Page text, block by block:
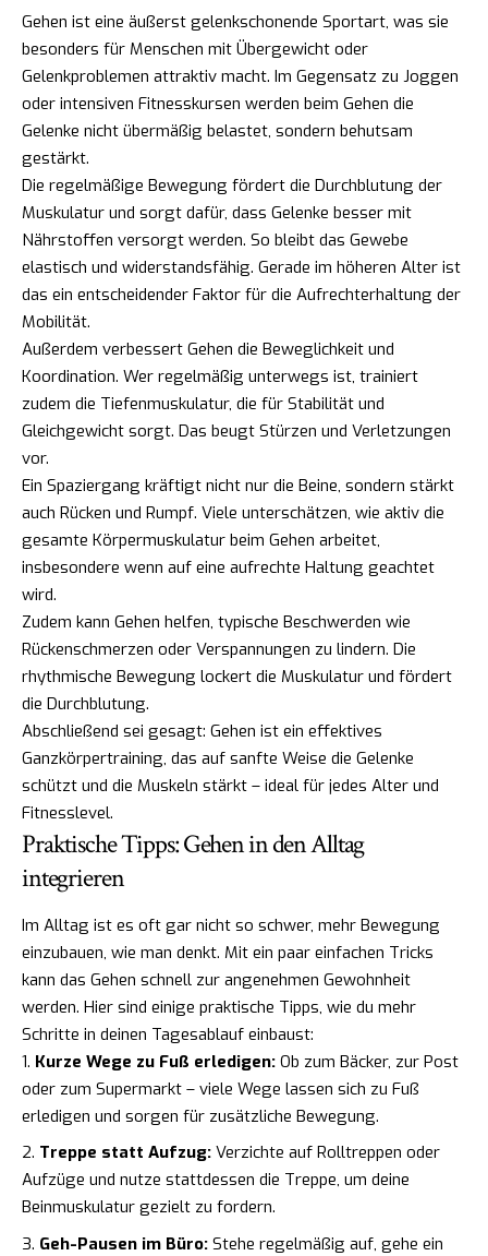
Gehen ist eine äußerst gelenkschonende Sportart, was sie
besonders für Menschen mit Übergewicht oder
Gelenkproblemen attraktiv macht. Im Gegensatz zu Joggen
oder intensiven Fitnesskursen werden beim Gehen die
Gelenke nicht übermäßig belastet, sondern behutsam
gestärkt.
Die regelmäßige Bewegung fördert die Durchblutung der
Muskulatur und sorgt dafür, dass Gelenke besser mit
Nährstoffen versorgt werden. So bleibt das Gewebe
elastisch und widerstandsfähig. Gerade im höheren Alter ist
das ein entscheidender Faktor für die Aufrechterhaltung der
Mobilität.
Außerdem verbessert Gehen die Beweglichkeit und
Koordination. Wer regelmäßig unterwegs ist, trainiert
zudem die Tiefenmuskulatur, die für Stabilität und
Gleichgewicht sorgt. Das beugt Stürzen und Verletzungen
vor.
Ein Spaziergang kräftigt nicht nur die Beine, sondern stärkt
auch Rücken und Rumpf. Viele unterschätzen, wie aktiv die
gesamte Körpermuskulatur beim Gehen arbeitet,
insbesondere wenn auf eine aufrechte Haltung geachtet
wird.
Zudem kann Gehen helfen, typische Beschwerden wie
Rückenschmerzen oder Verspannungen zu lindern. Die
rhythmische Bewegung lockert die Muskulatur und fördert
die Durchblutung.
Abschließend sei gesagt: Gehen ist ein effektives
Ganzkörpertraining, das auf sanfte Weise die Gelenke
schützt und die Muskeln stärkt – ideal für jedes Alter und
Fitnesslevel.
Praktische Tipps: Gehen in den Alltag
integrieren
Im Alltag ist es oft gar nicht so schwer, mehr Bewegung
einzubauen, wie man denkt. Mit ein paar einfachen Tricks
kann das Gehen schnell zur angenehmen Gewohnheit
werden. Hier sind einige praktische Tipps, wie du mehr
Schritte in deinen Tagesablauf einbaust:
Kurze Wege zu Fuß erledigen: Ob zum Bäcker, zur Post
oder zum Supermarkt – viele Wege lassen sich zu Fuß
erledigen und sorgen für zusätzliche Bewegung.
Treppe statt Aufzug: Verzichte auf Rolltreppen oder
Aufzüge und nutze stattdessen die Treppe, um deine
Beinmuskulatur gezielt zu fordern.
Geh-Pausen im Büro: Stehe regelmäßig auf, gehe ein